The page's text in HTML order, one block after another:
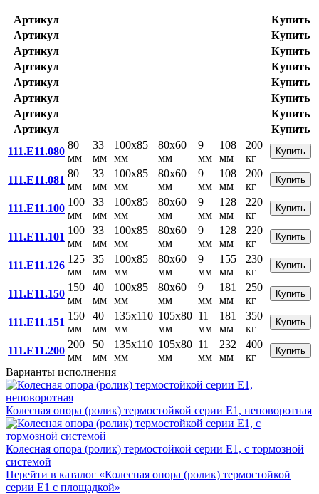
Артикул
Купить
Артикул
Купить
Артикул
Купить
Артикул
Купить
Артикул
Купить
Артикул
Купить
Артикул
Купить
Артикул
Купить
111.E11.080
80
мм
33
мм
100x85
мм
80x60
мм
9
мм
108
мм
200
кг
Купить
111.E11.081
80
мм
33
мм
100x85
мм
80x60
мм
9
мм
108
мм
200
кг
Купить
111.E11.100
100
мм
33
мм
100x85
мм
80x60
мм
9
мм
128
мм
220
кг
Купить
111.E11.101
100
мм
33
мм
100x85
мм
80x60
мм
9
мм
128
мм
220
кг
Купить
111.E11.126
125
мм
35
мм
100x85
мм
80x60
мм
9
мм
155
мм
230
кг
Купить
111.E11.150
150
мм
40
мм
100x85
мм
80x60
мм
9
мм
181
мм
250
кг
Купить
111.E11.151
150
мм
40
мм
135x110
мм
105x80
мм
11
мм
181
мм
350
кг
Купить
111.E11.200
200
мм
50
мм
135x110
мм
105x80
мм
11
мм
232
мм
400
кг
Купить
Варианты исполнения
Колесная опора (ролик) термостойкой серии E1, неповоротная
Колесная опора (ролик) термостойкой серии Е1, с тормозной
системой
Перейти в каталог «Колесная опора (ролик) термостойкой
серии Е1 с площадкой»